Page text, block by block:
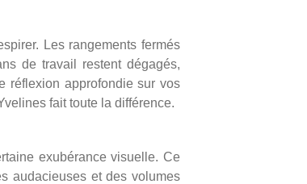
Les rangements fermés
de travail restent dégagés,
réflexion approfondie sur vos
fait toute la différence.
exubérance visuelle. Ce
audacieuses et des volumes